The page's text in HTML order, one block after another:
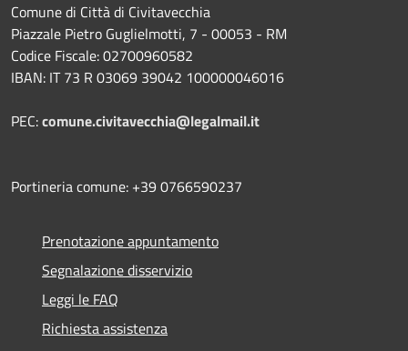
Comune di Città di Civitavecchia
Piazzale Pietro Guglielmotti, 7 - 00053 - RM
Codice Fiscale: 02700960582
IBAN: IT 73 R 03069 39042 100000046016
PEC:comune.civitavecchia@legalmail.it
Portineria comune: +39 0766590237
Prenotazione appuntamento
Segnalazione disservizio
Leggi le FAQ
Richiesta assistenza